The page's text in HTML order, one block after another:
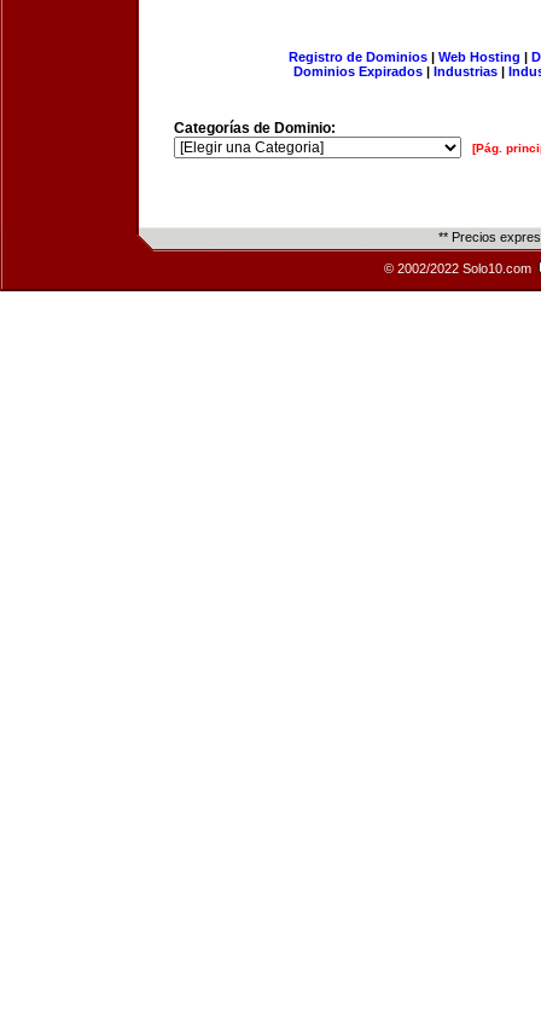
Registro de Dominios| Web Hosting |
Dominios Expirados | Industrias |
Categorías de Dominio:
[Pág.
** Precios
© 2002/2022 Solo10.com